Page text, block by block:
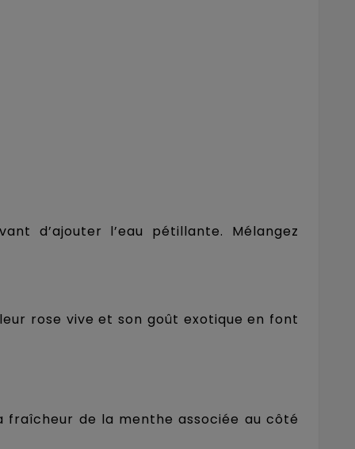
d’ajouter l’eau pétillante. Mélangez
rose vive et son goût exotique en font
fraîcheur de la menthe associée au côté